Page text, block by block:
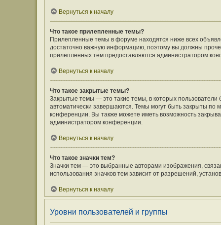
Вернуться к началу
Что такое прилепленные темы?
Прилепленные темы в форуме находятся ниже всех
достаточно важную информацию, поэтому вы должны
прилепленных тем предоставляются администратором
Вернуться к началу
Что такое закрытые темы?
Закрытые темы — это такие темы, в которых
автоматически завершаются. Темы могут быть закрыты
конференции. Вы также можете иметь возможность
администратором конференции.
Вернуться к началу
Что такое значки тем?
Значки тем — это выбранные авторами изображения,
использования значков тем зависит от разрешений,
Вернуться к началу
Уровни пользователей и группы